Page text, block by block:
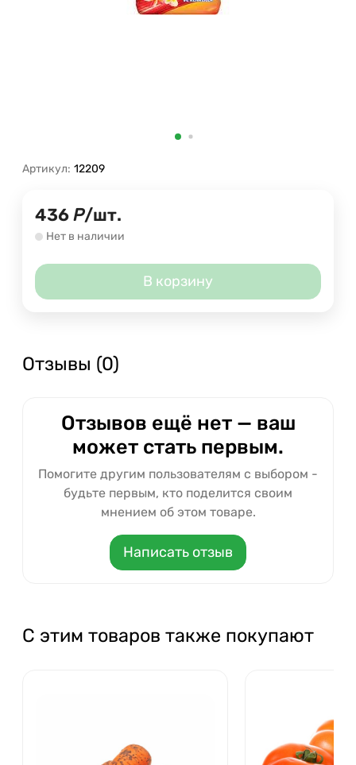
Артикул: 12209
436 Р/шт.
Нет в наличии
В корзину
Отзывы (0)
Отзывов ещё нет — ваш
может стать первым.
Помогите другим пользователям с выбором -
будьте первым, кто поделится своим
мнением об этом товаре.
Написать отзыв
С этим товаров также покупают